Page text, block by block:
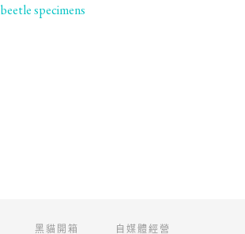
beetle specimens
黑貓開箱 自媒體經營